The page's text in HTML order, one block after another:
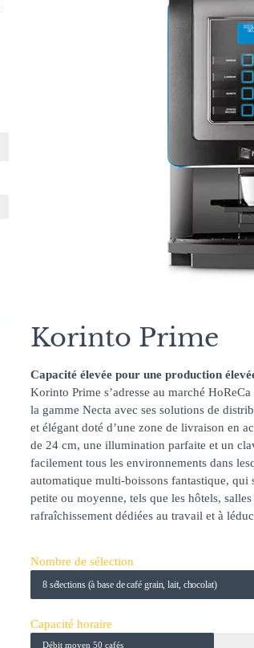
Korinto Prime
Capacité élevée pour une production
Korinto Prime s’adresse au marché
la gamme Necta avec ses solutions de
et élégant doté d’une zone de livraison en
de 24 cm, une illumination parfaite et un
facilement tous les environnements dans
automatique multi-boissons fantastique, qui
petite ou moyenne, tels que les hôtels,
rafraîchissement dédiées au travail et à
Nombre de sélection
8 sélections (à base de café grain, lait, chocolat)
Capacité horaire
Débit moyen 50 cafés